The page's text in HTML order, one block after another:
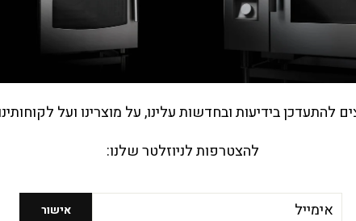
להתעדכן בידיעות ובחדשות עלינו, על מוצרינו ועל
להצטרפות לניוזלטר שלנו:
אישור